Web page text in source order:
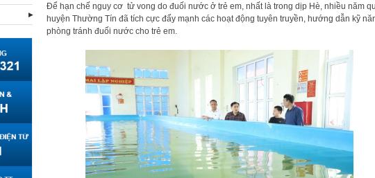
Để hạn chế nguy cơ tử vong do đuối nước ở trẻ em, nhất là trong dịp Hè, nhiều năm
huyện Thường Tín đã tích cực đẩy mạnh các hoạt động tuyên truyền, hướng dẫn kỹ
phòng tránh đuối nước cho trẻ em.